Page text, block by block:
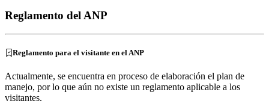
Reglamento del ANP
Reglamento para el visitante en el ANP
Actualmente, se encuentra en proceso de elaboración el plan de
manejo, por lo que aún no existe un reglamento aplicable a los
visitantes.